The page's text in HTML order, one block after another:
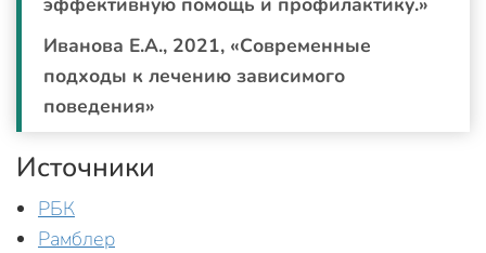
Иванова Е.А., 2021, «Современные
подходы к лечению зависимого
поведения»
Источники
РБК
Рамблер